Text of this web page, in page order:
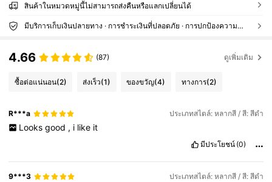
สินค้าในหมวดหมู่นี้ไม่สามารถส่งคืนหรือแลกเปลี่ยนได้
มีบริการเก็บเงินปลายทาง · การชำระเงินที่ปลอดภัย · การปกป้องความเป็นส่วนตัว
4.66 (87) ดูเพิ่มเติม
ซื้อต่อแน่นอน(2) ส่งเร็ว(1) ของขวัญ(4) ทางการ(2)
R***a ประเภทสไตล์: หลากสี / สี: สีดำ
Looks good , i like it
มีประโยชน์ (0)
9***3 ประเภทสไตล์: หลากสี / สี: สีดำ